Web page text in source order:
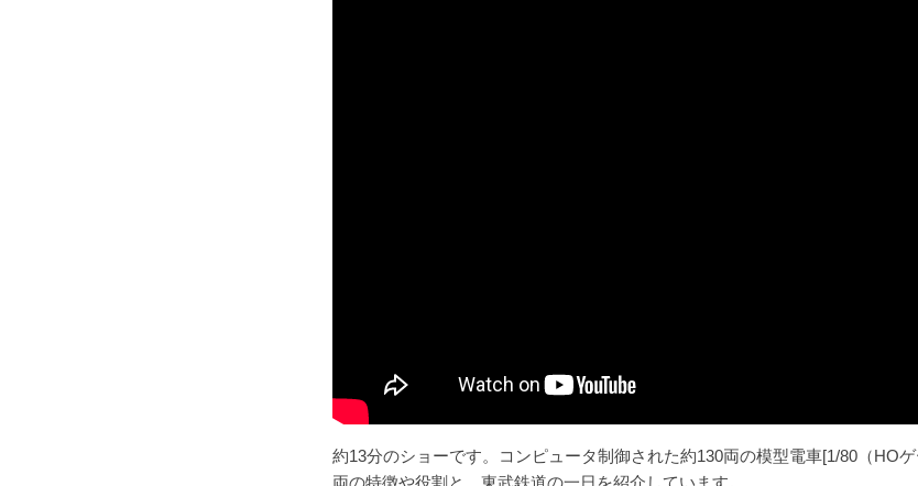
約13分のショーです。コンピュータ制御された約130両の模型電車[1/80（HO